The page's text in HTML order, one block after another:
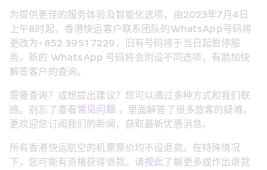
为提供更佳的服务体验及智能化选项，由2023年7月4日
上午8时起，香港快运客户联系团队的WhatsApp号码将
更改为+852 3951 7229，旧有号码将于当日起暂停服
务。新的 WhatsApp 号码将会附设不同选项，有助加快
解答客户的查询。
需要查询？或想提出建议？您可以通过多种方式和我们联
络。别忘了查看常见问题 ，里面解答了很多旅客的疑难。
更欢迎您订阅我们的新闻，获取最新优惠消息。
所有香港快运航空的机票票价均不设退款。在特殊情况
下，您可能有资格获得退款。请按此了解更多或作出退款